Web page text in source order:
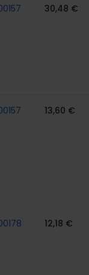
30,48 €
13,60 €
12,18 €